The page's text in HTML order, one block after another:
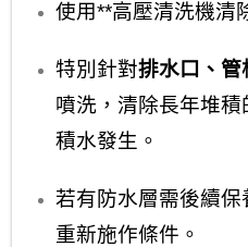
使用**高壓清洗機清
特別針對排水口、管
噴洗，清除長年堆
積水發生。
若有防水層需後續
重新施作條件。